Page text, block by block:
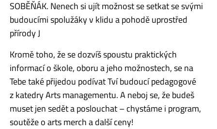
SOBĚŇÁK. Nenech si ujít možnost se setkat se svými
budoucími spolužáky v klidu a pohodě uprostřed
přírody J
Kromě toho, že se dozvíš spoustu praktických
informací o škole, oboru a jeho možnostech, se na
Tebe také přijedou podívat Tví budoucí pedagogové
z katedry Arts managementu. A neboj se, že budeš
muset jen sedět a poslouchat – chystáme i program,
soutěže o arts merch a další ceny!